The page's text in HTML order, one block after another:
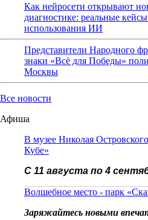
Как нейросети открывают
диагностике: реальные
использования ИИ
Представители Народного
знаки «Всё для Победы»
Москвы
Все новости
Афиша
В музее Николая
Кубе»
С 11 августа по 4
Волшебное место - парк
Заряжайтесь новыми